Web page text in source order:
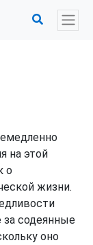
на этой
о
жизни.
за содеянные
оно